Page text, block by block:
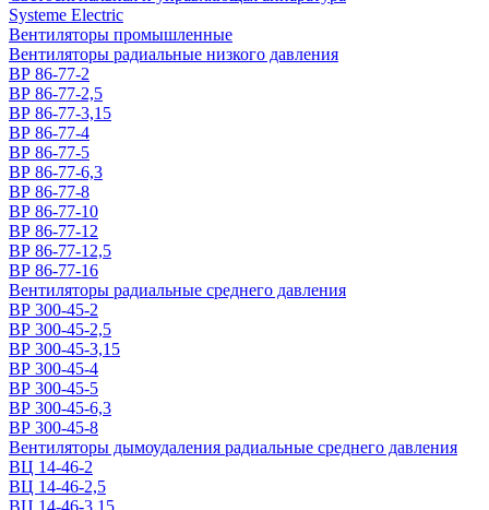
Systeme Electric
Вентиляторы промышленные
Вентиляторы радиальные низкого давления
ВР 86-77-2
ВР 86-77-2,5
ВР 86-77-3,15
ВР 86-77-4
ВР 86-77-5
ВР 86-77-6,3
ВР 86-77-8
ВР 86-77-10
ВР 86-77-12
ВР 86-77-12,5
ВР 86-77-16
Вентиляторы радиальные среднего давления
ВР 300-45-2
ВР 300-45-2,5
ВР 300-45-3,15
ВР 300-45-4
ВР 300-45-5
ВР 300-45-6,3
ВР 300-45-8
Вентиляторы дымоудаления радиальные среднего давления
ВЦ 14-46-2
ВЦ 14-46-2,5
ВЦ 14-46-3,15